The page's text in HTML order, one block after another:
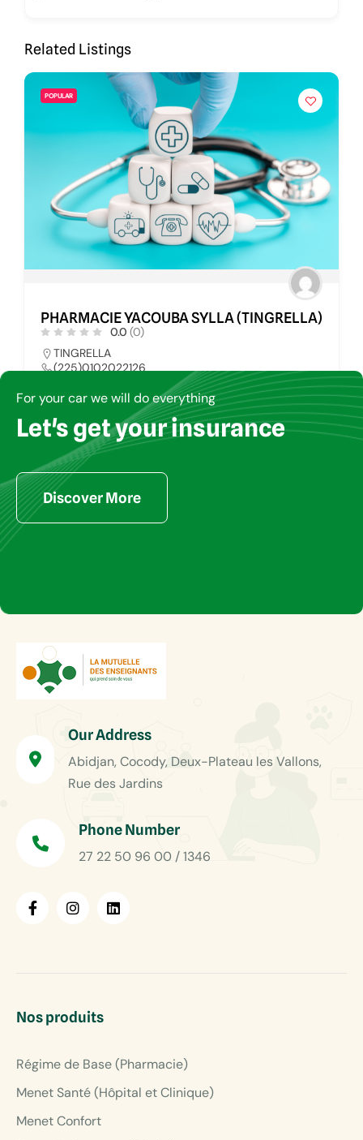
Related Listings
YACOUBA SYLLA (TINGRELLA)
0.0 (0)
PHARMACIE 34
POPULAR
For your car we will do everything
Let's get your insurance
Discover More
Our Address
Abidjan, Cocody, Deux-Plateau les Vallons,
Rue des Jardins
Phone Number
27 22 50 96 00 / 1346
Nos produits
Régime de Base (Pharmacie)
Menet Santé (Hôpital et Clinique)
Menet Confort